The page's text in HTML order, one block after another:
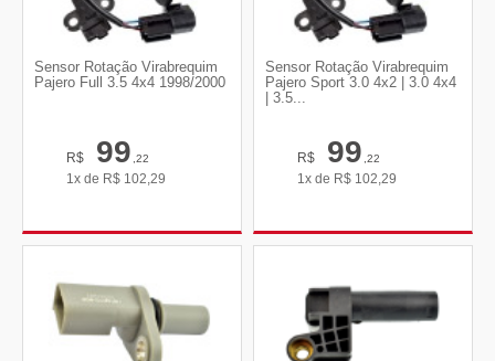
Sensor Rotação Virabrequim
Pajero Full 3.5 4x4 1998/2000
R$ 99,22
1x de R$ 102,29
Sensor Rotação Virabrequim
Pajero Sport 3.0 4x2 | 3.0 4x4
| 3.5...
R$ 99,22
1x de R$ 102,29